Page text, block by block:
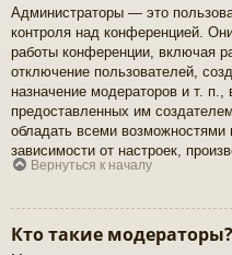
Администраторы — это
контроля над конференцией.
работы конференции, включая
отключение пользователей,
назначение модераторов и т. п.,
предоставленных им
обладать всеми
зависимости от настроек,
Вернуться к началу
Кто такие модераторы?